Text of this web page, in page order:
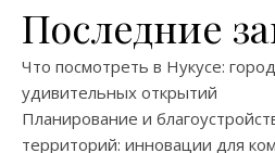
Последние
Что посмотреть в Нукусе:
удивительных открытий
Планирование и
территорий: инновации для